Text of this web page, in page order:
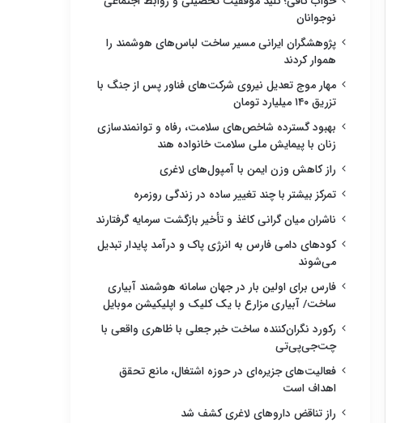
نوجوانان
پژوهشگران ایرانی مسیر ساخت لباس‌های هوشمند را
هموار کردند
مهار موج تعدیل نیروی شرکت‌های فناور پس از جنگ با
تزریق ۱۴۰ میلیارد تومان
بهبود گسترده شاخص‌های سلامت، رفاه و توانمندسازی
زنان با پیمایش ملی سلامت خانواده هند
راز کاهش وزن ایمن با آمپول‌های لاغری
تمرکز بیشتر با چند تغییر ساده در زندگی روزمره
ناشران میان گرانی کاغذ و تأخیر بازگشت سرمایه گرفتارند
کودهای دامی فارس به انرژی پاک و درآمد پایدار تبدیل
می‌شوند
فارس برای اولین بار در جهان سامانه هوشمند آبیاری
ساخت/ آبیاری مزارع با یک کلیک و اپلیکیشن موبایل
رکورد نگران‌کننده ساخت خبر جعلی با ظاهری واقعی با
چت‌جی‌پی‌تی
فعالیت‌های جزیره‌ای در حوزه اشتغال، مانع تحقق
اهداف است
راز تناقض داروهای لاغری کشف شد